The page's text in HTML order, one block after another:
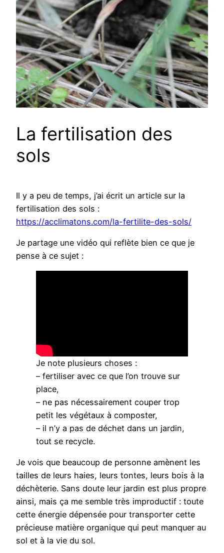
La fertilisation des
sols
Il y a peu de temps, j’ai écrit un article sur la
fertilisation des sols :
https://acclimatons.com/la-fertilite-des-sols/
Je partage une vidéo qui reflète bien ce que je
pense à ce sujet :
Je note plusieurs choses :
– fertiliser avec ce que l’on trouve sur
place,
– ne pas nécessairement couper trop
petit les végétaux à composter,
– il n’y a pas de déchet dans un jardin,
tout se recycle.
Je vois que beaucoup de personne amènent les
tailles de leurs haies, leurs tontes, leurs bois à la
déchèterie. Sans doute leur jardin est plus propre
ainsi, mais ça me semble très improductif : toute
cette énergie dépensée pour transporter cette
précieuse matière organique qui peut manquer au
sol et à la vie du sol.